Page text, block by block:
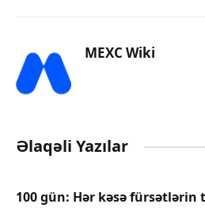
MEXC Wiki
Əlaqəli Yazılar
100 gün: Hər kəsə fürsətlərin